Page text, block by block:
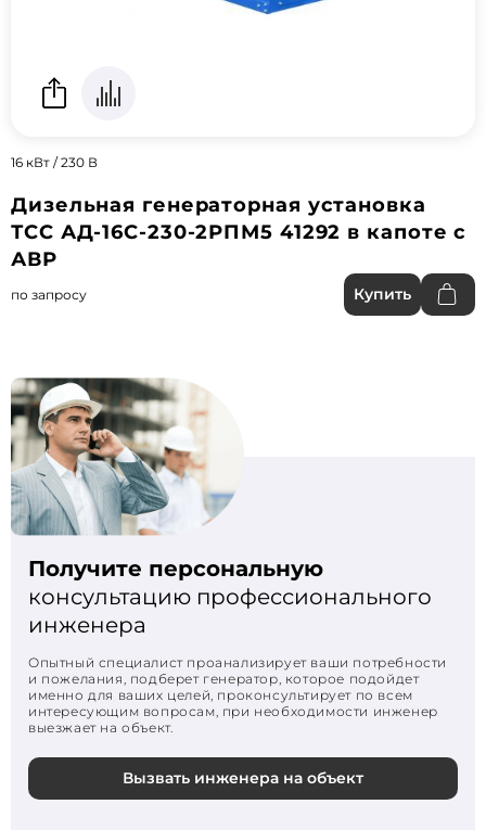
16 кВт / 230 В
Дизельная генераторная установка
ТСС АД-16С-230-2РПМ5 41292 в капоте с
АВР
по запросу Купить
Получите персональную
консультацию профессионального
инженера
Опытный специалист проанализирует ваши потребности
и пожелания, подберет генератор, которое подойдет
именно для ваших целей, проконсультирует по всем
интересующим вопросам, при необходимости инженер
выезжает на объект.
Вызвать инженера на объект